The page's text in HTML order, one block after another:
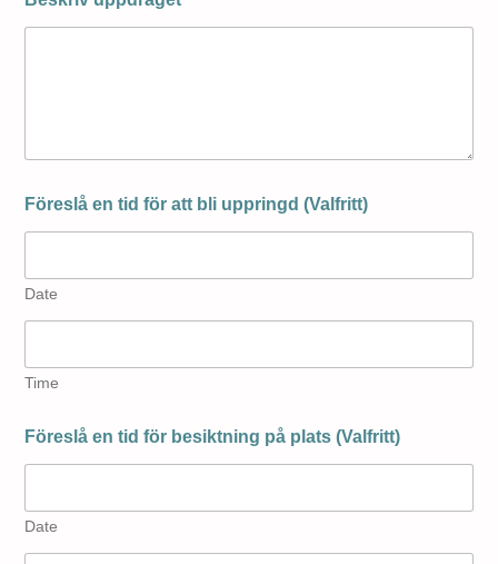
Föreslå en tid för att bli uppringd (Valfritt)
Date
Time
Föreslå en tid för besiktning på plats (Valfritt)
Date